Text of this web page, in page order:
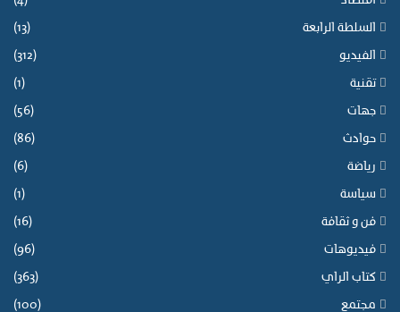
السلطة الرابعة (13)
الفيديو (312)
تقنية (1)
جهات (56)
حوادث (86)
رياضة (6)
سياسة (1)
فن و ثقافة (16)
فيديوهات (96)
كتاب الراي (363)
مجتمع (100)